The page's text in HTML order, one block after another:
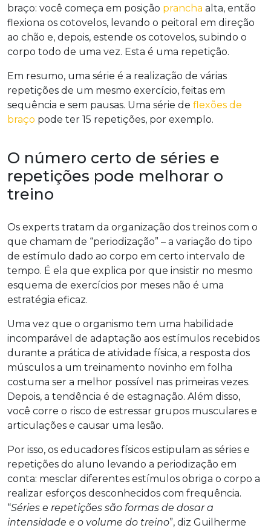
braço: você começa em posição prancha alta, então
flexiona os cotovelos, levando o peitoral em direção
ao chão e, depois, estende os cotovelos, subindo o
corpo todo de uma vez. Esta é uma repetição.
Em resumo, uma série é a realização de várias
repetições de um mesmo exercício, feitas em
sequência e sem pausas. Uma série de flexões de
braço pode ter 15 repetições, por exemplo.
O número certo de séries e
repetições pode melhorar o
treino
Os experts tratam da organização dos treinos com o
que chamam de “periodização” – a variação do tipo
de estímulo dado ao corpo em certo intervalo de
tempo. É ela que explica por que insistir no mesmo
esquema de exercícios por meses não é uma
estratégia eficaz.
Uma vez que o organismo tem uma habilidade
incomparável de adaptação aos estímulos recebidos
durante a prática de atividade física, a resposta dos
músculos a um treinamento novinho em folha
costuma ser a melhor possível nas primeiras vezes.
Depois, a tendência é de estagnação. Além disso,
você corre o risco de estressar grupos musculares e
articulações e causar uma lesão.
Por isso, os educadores físicos estipulam as séries e
repetições do aluno levando a periodização em
conta: mesclar diferentes estímulos obriga o corpo a
realizar esforços desconhecidos com frequência.
“Séries e repetições são formas de dosar a
intensidade e o volume do treino”, diz Guilherme